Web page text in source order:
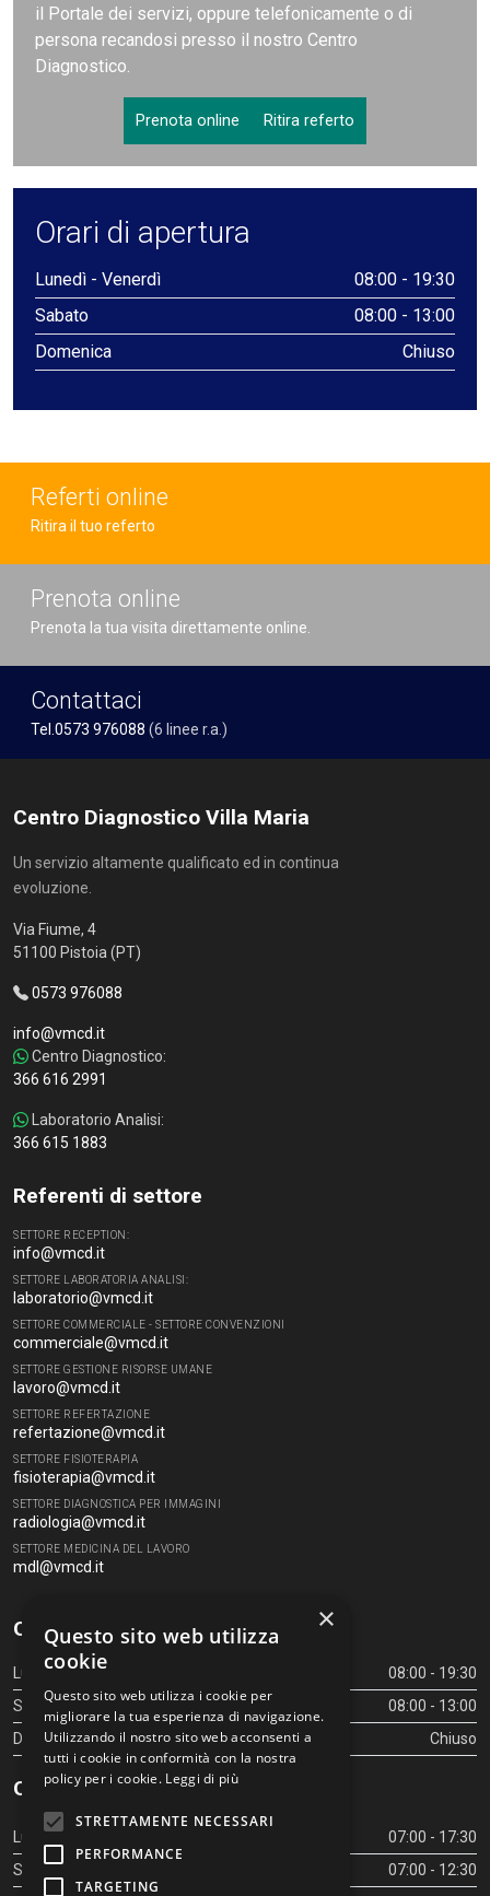
il Portale dei servizi, oppure telefonicamente o di
persona recandosi presso il nostro Centro
Diagnostico.
Prenota online Ritira referto
Orari di apertura
Lunedì - Venerdì
08:00 - 19:30
Sabato
08:00 - 13:00
Domenica
Chiuso
Referti online
Ritira il tuo referto
Prenota online
Prenota la tua visita direttamente online.
Contattaci
Tel.0573 976088 (6 linee r.a.)
Centro Diagnostico Villa Maria
Un servizio altamente qualificato ed in continua
evoluzione.
Via Fiume, 4
51100 Pistoia (PT)
0573 976088
info@vmcd.it
Centro Diagnostico:
366 616 2991
Laboratorio Analisi:
366 615 1883
Referenti di settore
SETTORE RECEPTION:
info@vmcd.it
SETTORE LABORATORIA ANALISI:
laboratorio@vmcd.it
SETTORE COMMERCIALE - SETTORE CONVENZIONI
commerciale@vmcd.it
SETTORE GESTIONE RISORSE UMANE
lavoro@vmcd.it
SETTORE REFERTAZIONE
refertazione@vmcd.it
SETTORE FISIOTERAPIA
fisioterapia@vmcd.it
SETTORE DIAGNOSTICA PER IMMAGINI
radiologia@vmcd.it
SETTORE MEDICINA DEL LAVORO
mdl@vmcd.it
Orari Centro Diagnostico
Lunedì - Venerdì
08:00 - 19:30
Sabato
08:00 - 13:00
Domenica
Chiuso
Orari Centro Diagnostico
Lunedì - Venerdì
07:00 - 17:30
Sabato
07:00 - 12:30
×
Questo sito web utilizza
cookie
Questo sito web utilizza i cookie per
migliorare la tua esperienza di navigazione.
Utilizzando il nostro sito web acconsenti a
tutti i cookie in conformità con la nostra
policy per i cookie. Leggi di più
STRETTAMENTE NECESSARI
PERFORMANCE
TARGETING